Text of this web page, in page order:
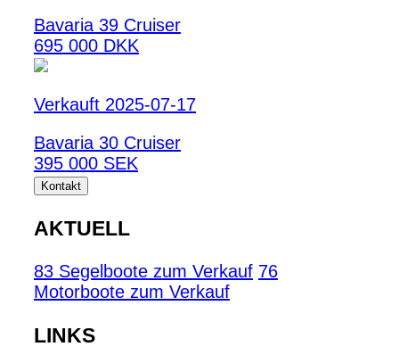
Bavaria 39 Cruiser
695 000 DKK
Verkauft 2025-07-17
Bavaria 30 Cruiser
395 000 SEK
Kontakt
AKTUELL
83 Segelboote zum Verkauf 76
Motorboote zum Verkauf
LINKS